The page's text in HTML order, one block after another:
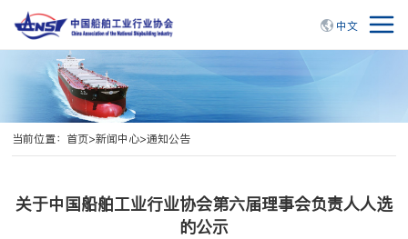
中文
当前位置： 首页>新闻中心>通知公告
关于中国船舶工业行业协会第六届理事会负责人人选
的公示